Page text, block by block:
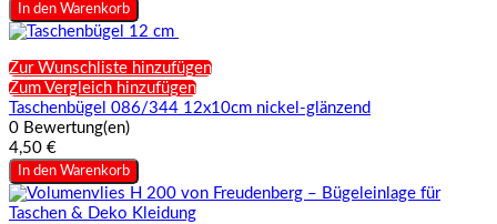
In den Warenkorb
Zur Wunschliste hinzufügen
Zum Vergleich hinzufügen
Taschenbügel 086/344 12x10cm nickel-glänzend
0 Bewertung(en)
4,50 €
In den Warenkorb